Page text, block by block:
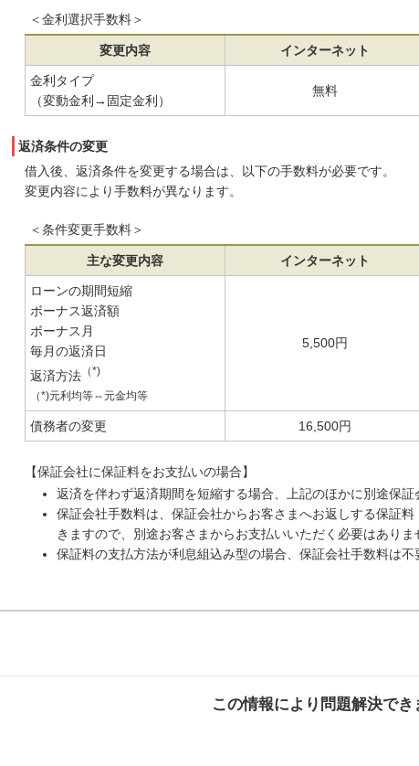
＜金利選択手数料＞
変更内容 インターネット
金利タイプ
（変動金利→固定金利）
無料
返済条件の変更
借入後、返済条件を変更する場合は、以下の手数料が必要です。
変更内容により手数料が異なります。
＜条件変更手数料＞
主な変更内容 インターネット
ローンの期間短縮
ボーナス返済額
ボーナス月
毎月の返済日
返済方法 （*)
（*)元利均等⇔元金均等
5,500円
債務者の変更 16,500円
【保証会社に保証料をお支払いの場合】
返済を伴わず返済期間を短縮する場合、上記のほかに別途保証
保証会社手数料は、保証会社からお客さまへお返しする保証
きますので、別途お客さまからお支払いいただく必要はありま
保証料の支払方法が利息組込み型の場合、保証会社手数料は不
この情報により問題解決でき